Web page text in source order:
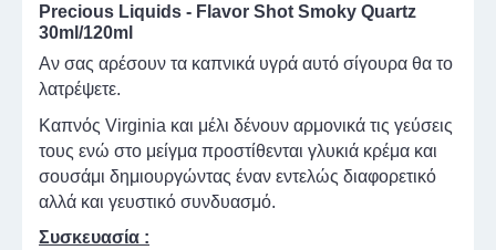
Precious Liquids - Flavor Shot Smoky Quartz
30ml/120ml
Αν σας αρέσουν τα καπνικά υγρά αυτό σίγουρα θα το
λατρέψετε.
Καπνός Virginia και μέλι δένουν αρμονικά τις γεύσεις
τους ενώ στο μείγμα προστίθενται γλυκιά κρέμα και
σουσάμι δημιουργώντας έναν εντελώς διαφορετικό
αλλά και γευστικό συνδυασμό.
Συσκευασία :